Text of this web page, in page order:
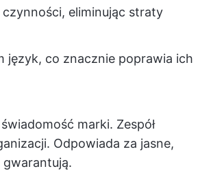
eliminując straty
język, co znacznie poprawia ich
marki. Zespół
Odpowiada za jasne,